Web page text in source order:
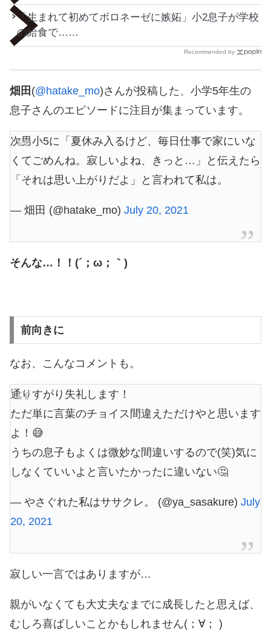
「生まれて初めてボロネーゼに嫉妬」小2息子が学校
の給食で……
Recommended by
畑田 (@hatake_mo)さんが投稿した、小学5年生の
息子さんのエピソードに注目が集まっています。
次男小5に「夏休み入るけど、毎日仕事で家にいな
くてごめんね。寂しいよね、きっと…」と伝えたら
「それは思い上がりだよ」と言われて私は。
— 畑田 (@hatake_mo) July 20, 2021
そんな…！！(´；ω；｀)
前向きに
なお、こんなコメントも。
通りすがり失礼します！
ただ単に言葉のチョイス間違えただけやと思います
よ！😅
うちの息子もよくは微妙な間違いするので(笑)気に
しなくていいよと言いたかったに違いない🤔
— やさぐれた私はササクレ。 (@ya_sasakure) July
20, 2021
寂しい一言ではありますが…
親がいなくても大丈夫なまでに成長したと思えば、
むしろ喜ばしいことかもしれません(；∀； )